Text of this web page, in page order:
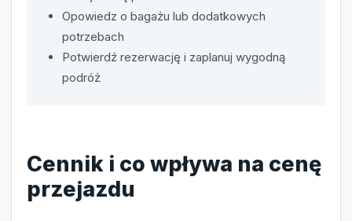
Opowiedz o bagażu lub dodatkowych
potrzebach
Potwierdź rezerwację i zaplanuj wygodną
podróż
Cennik i co wpływa na cenę
przejazdu